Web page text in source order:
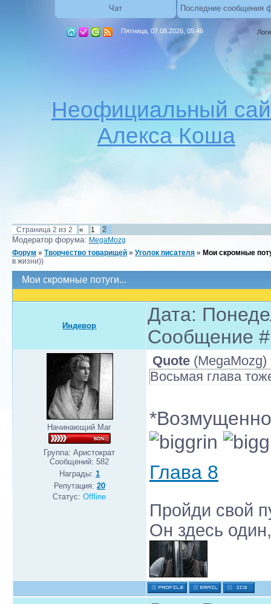
Чат Последние сообщения
Пятница, 07.08.2026, 05:46
Неофициальный
Алекса Коша
Страница 2 из 2 « 1
2
Модератор форума: MegaMozg
Форум » Творчество товарищей » Уголок писателя » Мои скромные
в жизни))
Мои скромные потуги...
Индевор
Дата:
Сообщение
Начинающий Маг
Группа: Аристократ
Сообщений:582
Награды: 1
Репутация: 20
Статус:Offline
Quote (MegaMozg)
Восьмая глава
Глава 8
Пройди свой
Он здесь